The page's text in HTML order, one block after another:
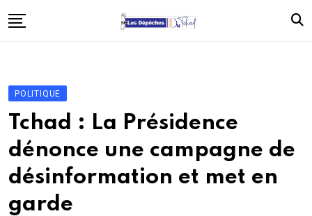
to
Économie
Santé
Éducation
Société
Afrique
POLITIQUE
Tchad : La Présidence
dénonce une campagne de
désinformation et met en
garde